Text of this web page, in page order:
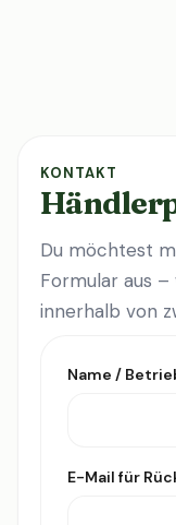
KONTAKT
Du möchtest
Formular aus
innerhalb von
Name /
E-Mail für